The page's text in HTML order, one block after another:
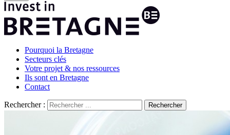
Pourquoi la Bretagne
Secteurs clés
Votre projet & nos ressources
Ils sont en Bretagne
Contact
Rechercher :